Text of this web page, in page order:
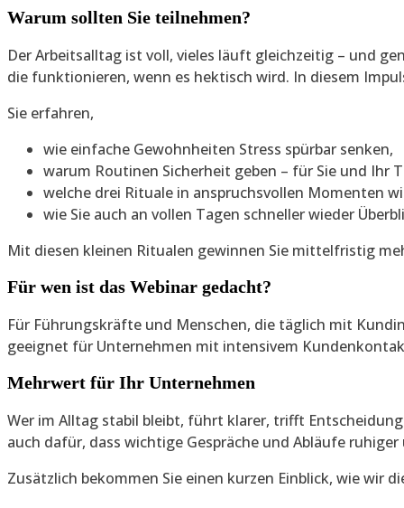
Warum sollten Sie teilnehmen?
Der Arbeitsalltag ist voll, vieles läuft gleichzeitig – und
die funktionieren, wenn es hektisch wird. In diesem
Sie erfahren,
wie einfache Gewohnheiten Stress spürbar senken,
warum Routinen Sicherheit geben – für Sie und Ihr
welche drei Rituale in anspruchsvollen Momenten
wie Sie auch an vollen Tagen schneller wieder
Mit diesen kleinen Ritualen gewinnen Sie mittelfristig
Für wen ist das Webinar gedacht?
Für Führungskräfte und Menschen, die täglich mit
geeignet für Unternehmen mit intensivem
Mehrwert für Ihr Unternehmen
Wer im Alltag stabil bleibt, führt klarer, trifft
auch dafür, dass wichtige Gespräche und Abläufe
Zusätzlich bekommen Sie einen kurzen Einblick, wie wir